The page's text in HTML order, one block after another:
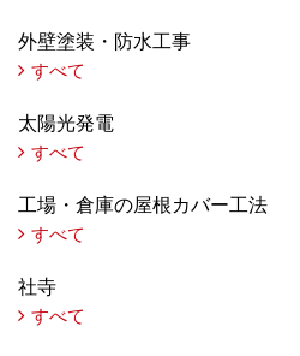
外壁塗装・防水工事
すべて
太陽光発電
すべて
工場・倉庫の屋根カバー工法
すべて
社寺
すべて